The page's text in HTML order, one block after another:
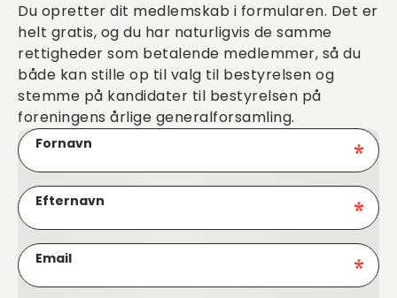
Du opretter dit medlemskab i formularen. Det er
helt gratis, og du har naturligvis de samme
rettigheder som betalende medlemmer, så du
både kan stille op til valg til bestyrelsen og
stemme på kandidater til bestyrelsen på
foreningens årlige generalforsamling.